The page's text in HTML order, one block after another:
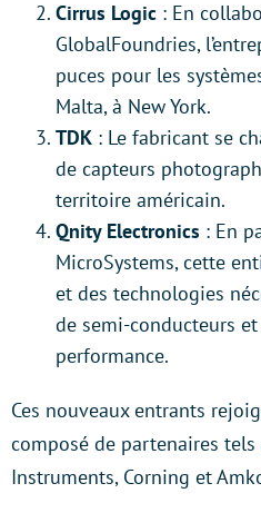
Cirrus Logic : En
GlobalFoundries,
puces pour les
Malta, à New York.
TDK : Le fabricant se
de capteurs
territoire américain.
Qnity Electronics : En
MicroSystems, cette
et des technologies
de semi-conducteurs
performance.
Ces nouveaux entrants
composé de partenaires tels
Instruments, Corning et